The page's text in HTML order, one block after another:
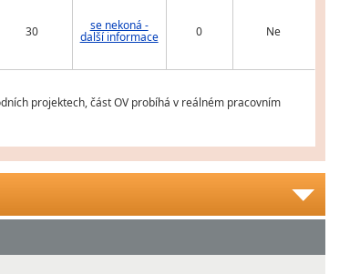
30 se nekoná -
další informace 0 Ne
projektech, část OV probíhá v reálném pracovním